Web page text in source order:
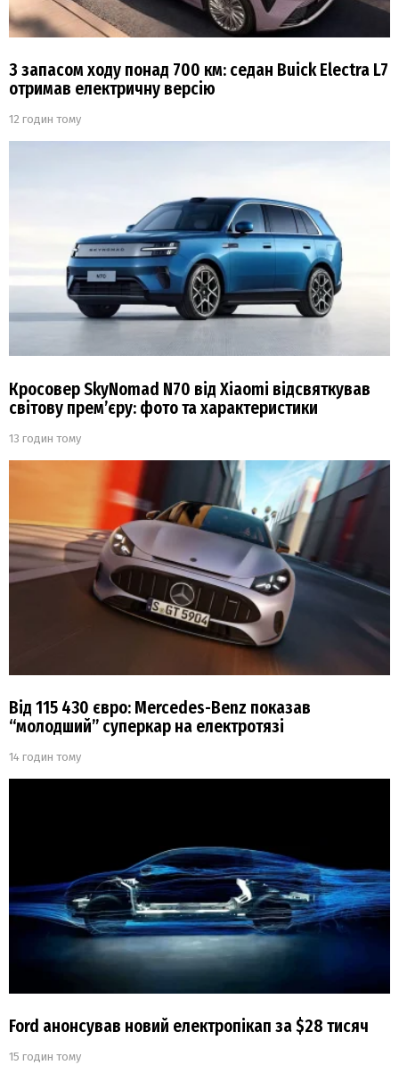
З запасом ходу понад 700 км: седан Buick Electra L7
отримав електричну версію
12 годин тому
Кросовер SkyNomad N70 від Xiaomi відсвяткував
світову прем’єру: фото та характеристики
13 годин тому
Від 115 430 євро: Mercedes-Benz показав
“молодший” суперкар на електротязі
14 годин тому
Ford анонсував новий електропікап за $28 тисяч
15 годин тому